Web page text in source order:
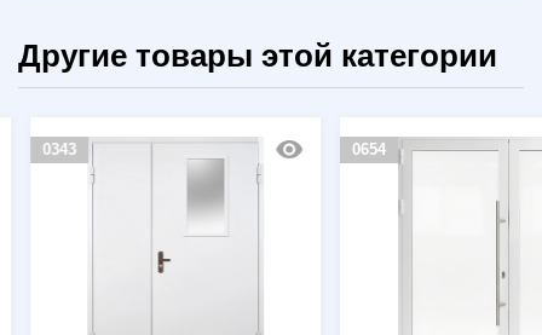
Другие товары этой категории
0343 0654